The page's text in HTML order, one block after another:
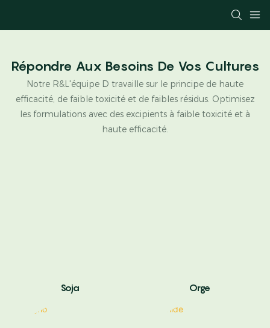
Répondre Aux Besoins De Vos Cultures
Notre R&L'équipe D travaille sur le principe de haute
efficacité, de faible toxicité et de faibles résidus. Optimisez
les formulations avec des excipients à faible toxicité et à
haute efficacité.
Soja Orge